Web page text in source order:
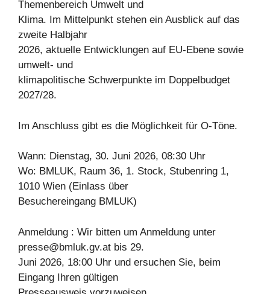
Themenbereich Umwelt und
Klima. Im Mittelpunkt stehen ein Ausblick auf das
zweite Halbjahr
2026, aktuelle Entwicklungen auf EU-Ebene sowie
umwelt- und
klimapolitische Schwerpunkte im Doppelbudget
2027/28.
Im Anschluss gibt es die Möglichkeit für O-Töne.
Wann: Dienstag, 30. Juni 2026, 08:30 Uhr
Wo: BMLUK, Raum 36, 1. Stock, Stubenring 1,
1010 Wien (Einlass über
Besuchereingang BMLUK)
Anmeldung : Wir bitten um Anmeldung unter
presse@bmluk.gv.at bis 29.
Juni 2026, 18:00 Uhr und ersuchen Sie, beim
Eingang Ihren gültigen